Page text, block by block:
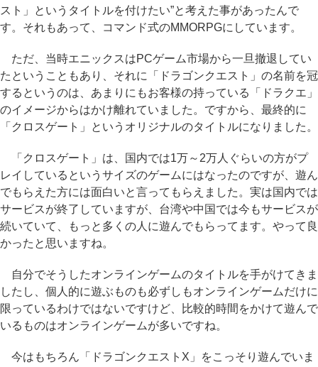
スト」というタイトルを付けたい”と考えた事があったんで
す。それもあって、コマンド式のMMORPGにしています。
ただ、当時エニックスはPCゲーム市場から一旦撤退してい
たということもあり、それに「ドラゴンクエスト」の名前を冠
するというのは、あまりにもお客様の持っている「ドラクエ」
のイメージからはかけ離れていました。ですから、最終的に
「クロスゲート」というオリジナルのタイトルになりました。
「クロスゲート」は、国内では1万～2万人ぐらいの方がプ
レイしているというサイズのゲームにはなったのですが、遊ん
でもらえた方には面白いと言ってもらえました。実は国内では
サービスが終了していますが、台湾や中国では今もサービスが
続いていて、もっと多くの人に遊んでもらってます。やって良
かったと思いますね。
自分でそうしたオンラインゲームのタイトルを手がけてきま
したし、個人的に遊ぶものも必ずしもオンラインゲームだけに
限っているわけではないですけど、比較的時間をかけて遊んで
いるものはオンラインゲームが多いですね。
今はもちろん「ドラゴンクエストX」をこっそり遊んでいま